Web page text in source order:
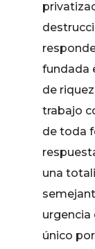
fundada
de
trabajo
de toda
una
urgencia
único